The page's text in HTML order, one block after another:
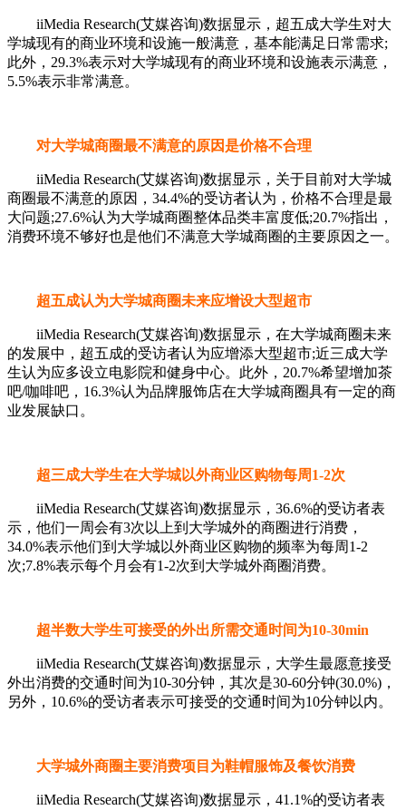
iiMedia Research(艾媒咨询)数据显示，超五成大学生对大
学城现有的商业环境和设施一般满意，基本能满足日常需求;
此外，29.3%表示对大学城现有的商业环境和设施表示满意，
5.5%表示非常满意。
对大学城商圈最不满意的原因是价格不合理
iiMedia Research(艾媒咨询)数据显示，关于目前对大学城
商圈最不满意的原因，34.4%的受访者认为，价格不合理是最
大问题;27.6%认为大学城商圈整体品类丰富度低;20.7%指出，
消费环境不够好也是他们不满意大学城商圈的主要原因之一。
超五成认为大学城商圈未来应增设大型超市
iiMedia Research(艾媒咨询)数据显示，在大学城商圈未来
的发展中，超五成的受访者认为应增添大型超市;近三成大学
生认为应多设立电影院和健身中心。此外，20.7%希望增加茶
吧/咖啡吧，16.3%认为品牌服饰店在大学城商圈具有一定的商
业发展缺口。
超三成大学生在大学城以外商业区购物每周1-2次
iiMedia Research(艾媒咨询)数据显示，36.6%的受访者表
示，他们一周会有3次以上到大学城外的商圈进行消费，
34.0%表示他们到大学城以外商业区购物的频率为每周1-2
次;7.8%表示每个月会有1-2次到大学城外商圈消费。
超半数大学生可接受的外出所需交通时间为10-30min
iiMedia Research(艾媒咨询)数据显示，大学生最愿意接受
外出消费的交通时间为10-30分钟，其次是30-60分钟(30.0%)，
另外，10.6%的受访者表示可接受的交通时间为10分钟以内。
大学城外商圈主要消费项目为鞋帽服饰及餐饮消费
iiMedia Research(艾媒咨询)数据显示，41.1%的受访者表